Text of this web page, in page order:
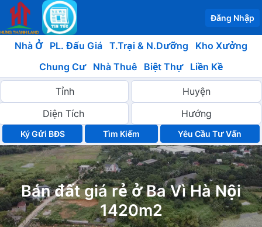
Đăng Nhập
Nhà Ở PL. Đấu Giá T.Trại & N.Dưỡng
Kho Xưởng
Chung Cư
Nhà Thuê Biệt Thự Liền Kề
Ký Gửi BĐS Yêu Cầu Tư Vấn
Bán đất giá rẻ ở Ba Vì Hà Nội
1420m2